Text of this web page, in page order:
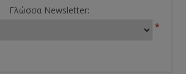
Γλώσσα Newsletter:
*